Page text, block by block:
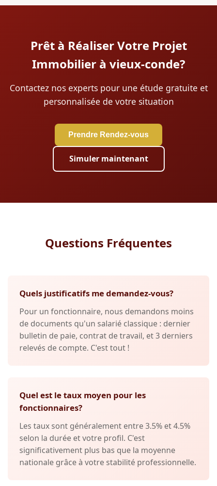
Prêt à Réaliser Votre Projet
Immobilier à vieux-conde?
Contactez nos experts pour une étude gratuite et
personnalisée de votre situation
Prendre Rendez-vous
Simuler maintenant
Questions Fréquentes
Quels justificatifs me demandez-vous?
Pour un fonctionnaire, nous demandons moins
de documents qu'un salarié classique : dernier
bulletin de paie, contrat de travail, et 3 derniers
relevés de compte. C'est tout !
Quel est le taux moyen pour les
fonctionnaires?
Les taux sont généralement entre 3.5% et 4.5%
selon la durée et votre profil. C'est
significativement plus bas que la moyenne
nationale grâce à votre stabilité professionnelle.